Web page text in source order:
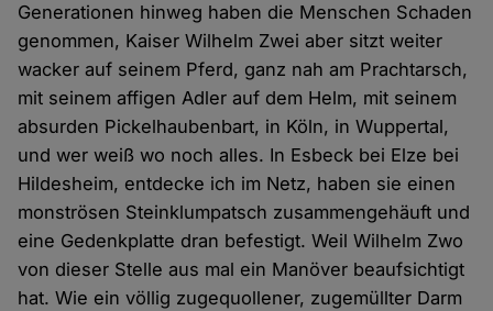
Generationen hinweg haben die Menschen Schaden
genommen, Kaiser Wilhelm Zwei aber sitzt weiter
wacker auf seinem Pferd, ganz nah am Prachtarsch,
mit seinem affigen Adler auf dem Helm, mit seinem
absurden Pickelhaubenbart, in Köln, in Wuppertal,
und wer weiß wo noch alles. In Esbeck bei Elze bei
Hildesheim, entdecke ich im Netz, haben sie einen
monströsen Steinklumpatsch zusammengehäuft und
eine Gedenkplatte dran befestigt. Weil Wilhelm Zwo
von dieser Stelle aus mal ein Manöver beaufsichtigt
hat. Wie ein völlig zugequollener, zugemüllter Darm